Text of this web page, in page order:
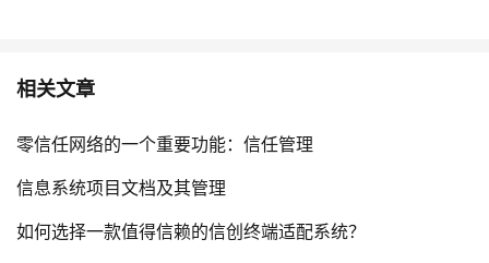
相关文章
零信任网络的一个重要功能：信任管理
信息系统项目文档及其管理
如何选择一款值得信赖的信创终端适配系统？